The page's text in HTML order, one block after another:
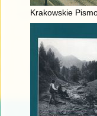
Krakowskie